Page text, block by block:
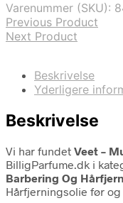
Varenummer (SKU):
Previous Product
Next Product
Beskrivelse
Yderligere
Beskrivelse
Vi har fundet Veet –
BilligParfume.dk i
Barbering Og
Hårfjerningsolie før